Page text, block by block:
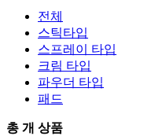
전체
스틱타입
스프레이 타입
크림 타입
파우더 타입
패드
총 개 상품